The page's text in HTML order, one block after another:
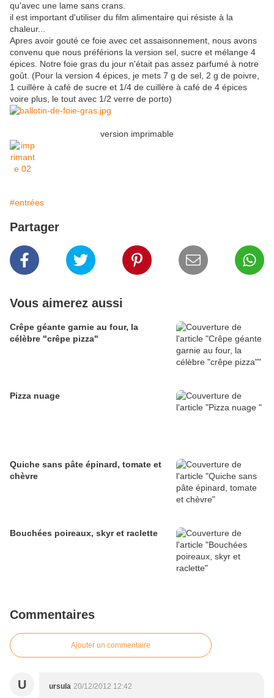
qu'avec une lame sans crans.
il est important d'utiliser du film alimentaire qui résiste à la
chaleur...
Apres avoir gouté ce foie avec cet assaisonnement, nous avons
convenu que nous préférions la version sel, sucre et mélange 4
épices. Notre foie gras du jour n'était pas assez parfumé à notre
goût. (Pour la version 4 épices, je mets 7 g de sel, 2 g de poivre,
1 cuillère à café de sucre et 1/4 de cuillère à café de 4 épices
voire plus, le tout avec 1/2 verre de porto)
version imprimable
#entrées
Partager
Vous aimerez aussi
Crêpe géante garnie au four, la
célèbre "crêpe pizza"
Pizza nuage
Quiche sans pâte épinard, tomate et
chèvre
Bouchées poireaux, skyr et raclette
Commentaires
Ajouter un commentaire
U ursula 20/12/2012 12:42